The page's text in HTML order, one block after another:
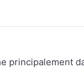
principalement